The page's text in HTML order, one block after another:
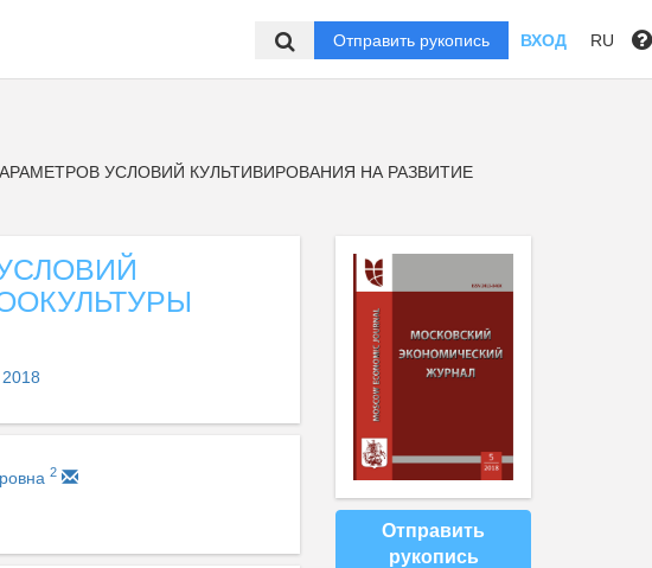
Отправить рукопись ВХОД RU
УСЛОВИЙ КУЛЬТИВИРОВАНИЯ НА РАЗВИТИЕ
2
Отправить
рукопись